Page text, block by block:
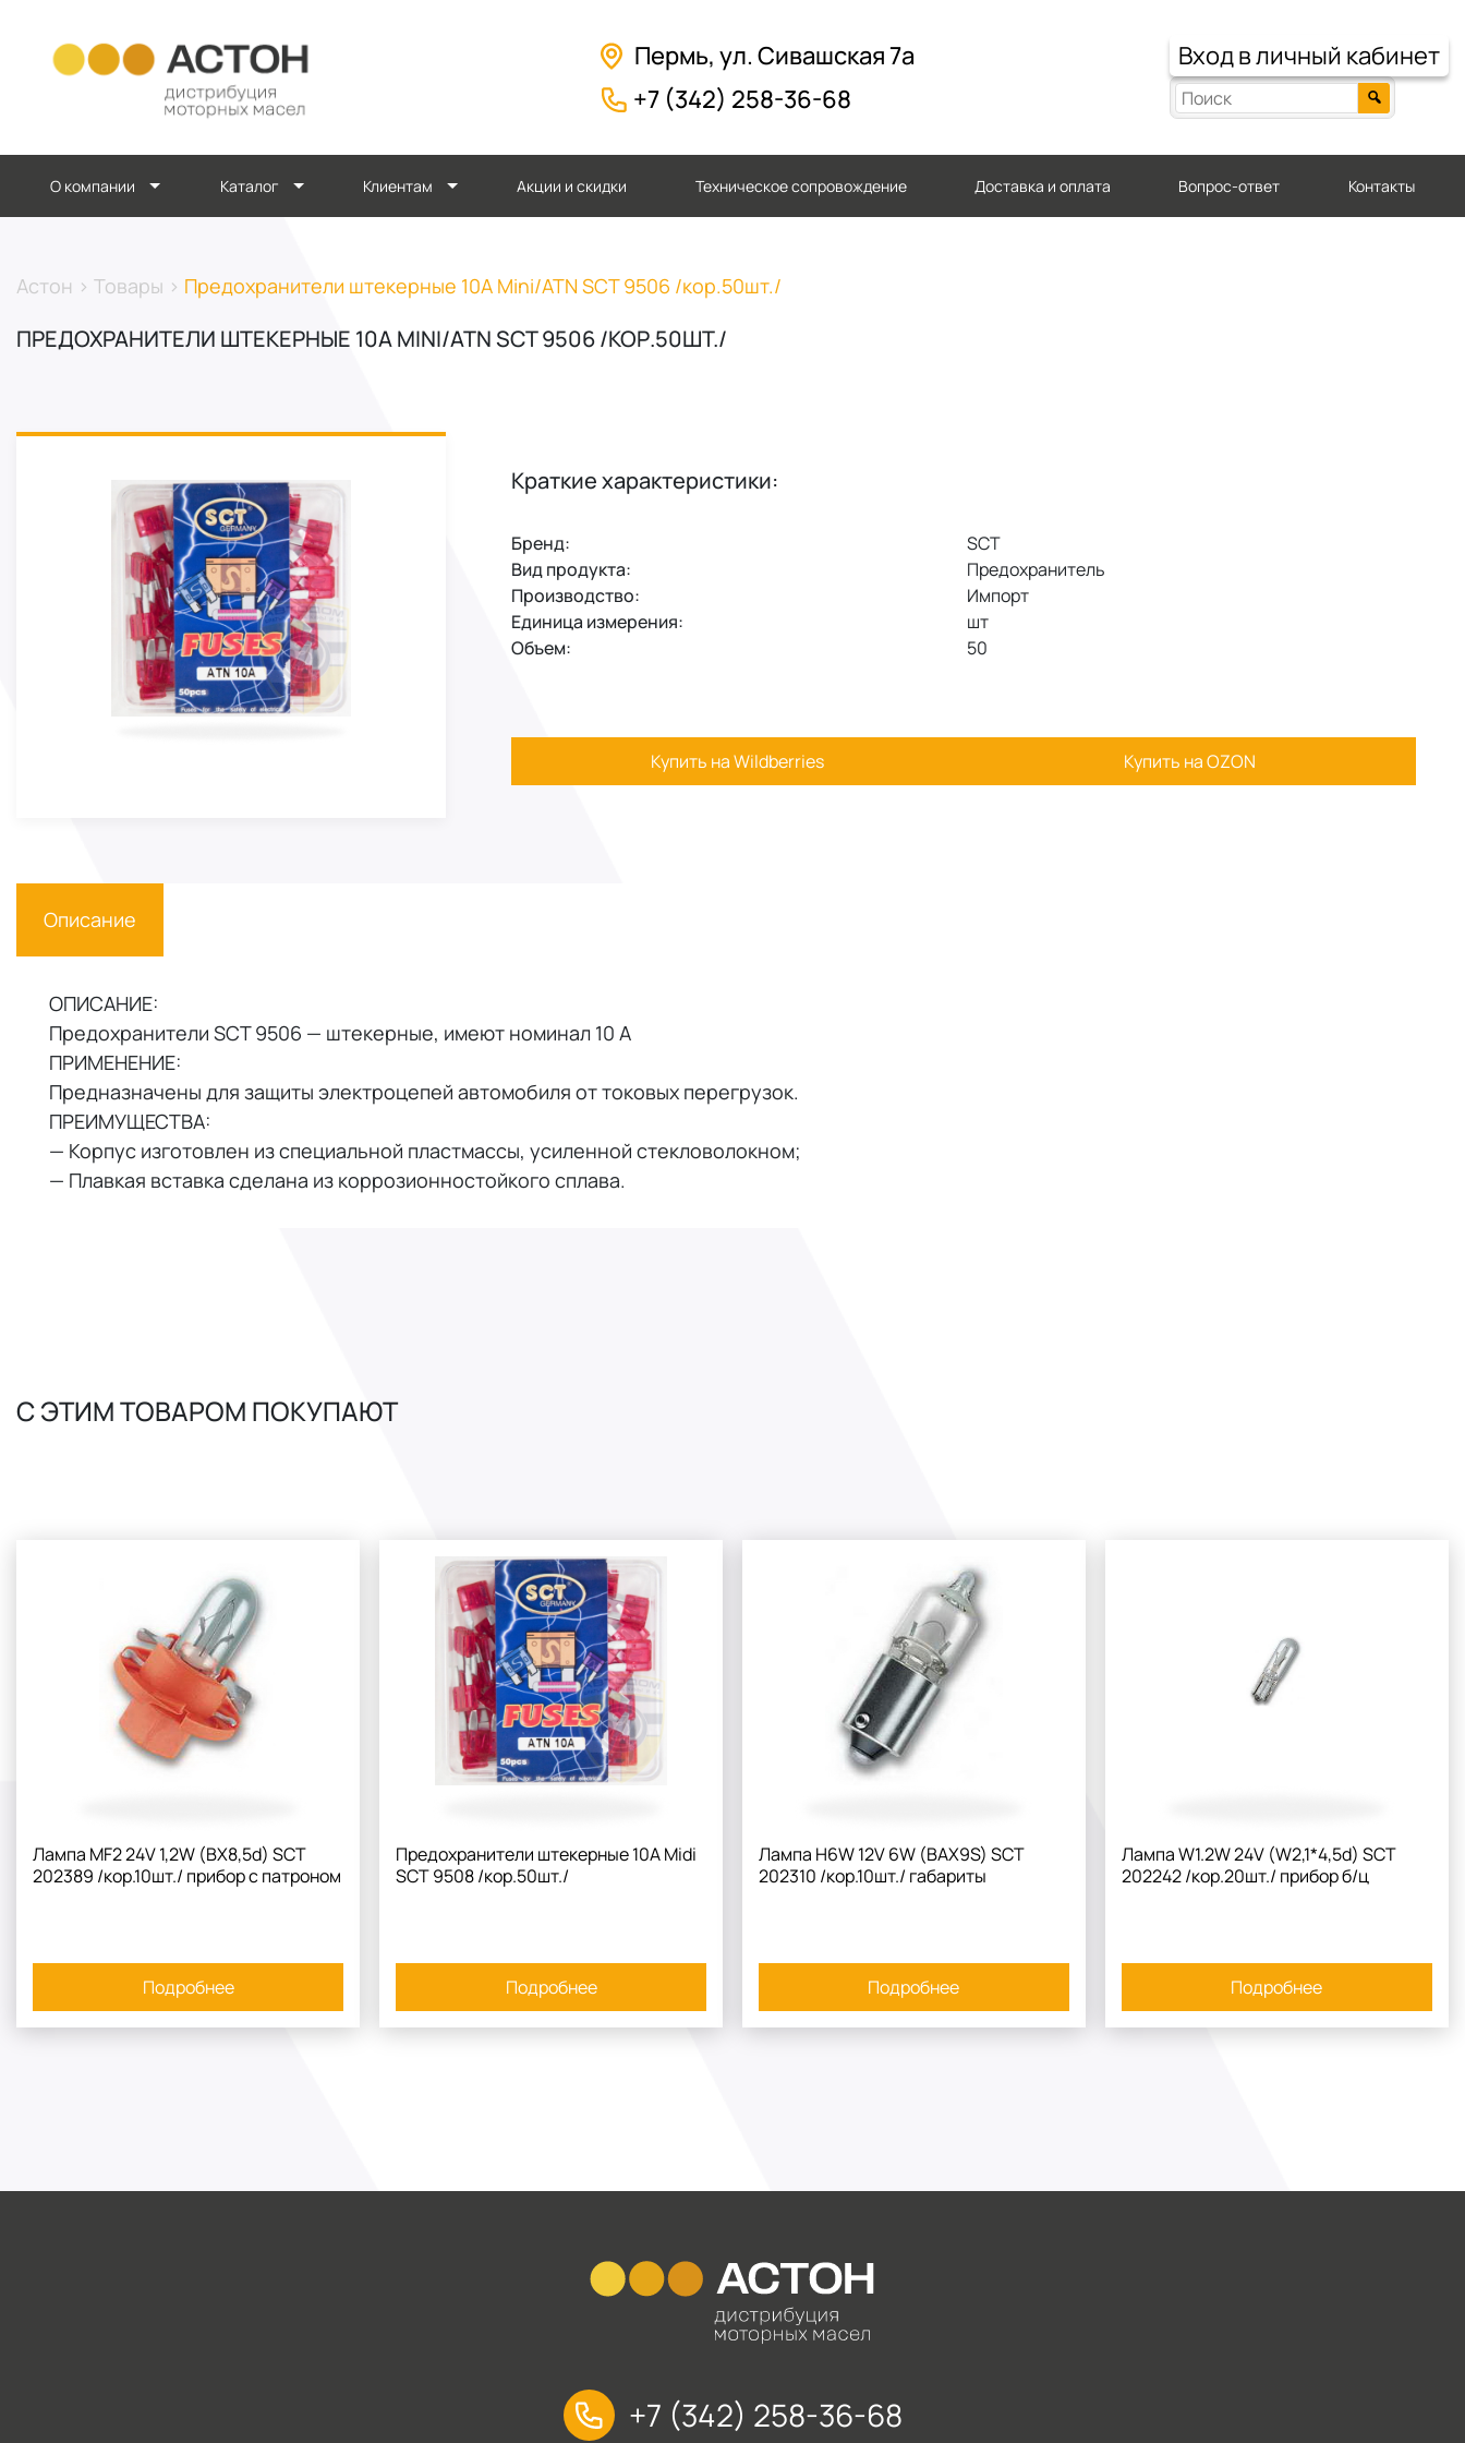
Пермь, ул. Сивашская 7а
+7 (342) 258-36-68
Вход в личный кабинет
О компании Каталог Клиентам Акции и скидки Техническое сопровождение Доставка и оплата Вопрос-ответ Контакты
Астон > Товары > Предохранители штекерные 10А Mini/ATN SCT 9506 /кор.50шт./
ПРЕДОХРАНИТЕЛИ ШТЕКЕРНЫЕ 10А MINI/ATN SCT 9506 /КОР.50ШТ./
Краткие характеристики:
Бренд:
SCT
Вид продукта:
Предохранитель
Производство:
Импорт
Единица измерения:
шт
Объем:
50
Купить на Wildberries Купить на OZON
Описание
ОПИСАНИЕ:
Предохранители SCT 9506 — штекерные, имеют номинал 10 А
ПРИМЕНЕНИЕ:
Предназначены для защиты электроцепей автомобиля от токовых перегрузок.
ПРЕИМУЩЕСТВА:
— Корпус изготовлен из специальной пластмассы, усиленной стекловолокном;
— Плавкая вставка сделана из коррозионностойкого сплава.
С ЭТИМ ТОВАРОМ ПОКУПАЮТ
Лампа MF2 24V 1,2W (BX8,5d) SCT
202389 /кор.10шт./ прибор с патроном
Подробнее
Предохранители штекерные 10А Midi
SCT 9508 /кор.50шт./
Подробнее
Лампа H6W 12V 6W (BAX9S) SCT
202310 /кор.10шт./ габариты
Подробнее
Лампа W1.2W 24V (W2,1*4,5d) SCT
202242 /кор.20шт./ прибор б/ц
Подробнее
+7 (342) 258-36-68